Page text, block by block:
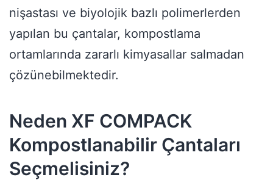
nişastası ve biyolojik bazlı polimerlerden
yapılan bu çantalar, kompostlama
ortamlarında zararlı kimyasallar salmadan
çözünebilmektedir.
Neden XF COMPACK
Kompostlanabilir Çantaları
Seçmelisiniz?